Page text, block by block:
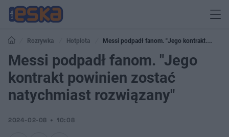
Rozrywka Hotplota
Messi podpadł fanom. "Jego kontrakt
powinien zostać natychmiast rozwiązany"
Messi podpadł fanom. "Jego
kontrakt powinien zostać
natychmiast rozwiązany"
2024-02-08 10:08